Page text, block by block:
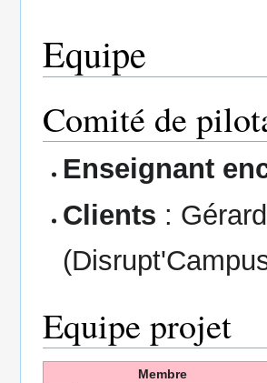
Equipe
Comité de
Enseignant
Clients :
Equipe projet
Membre